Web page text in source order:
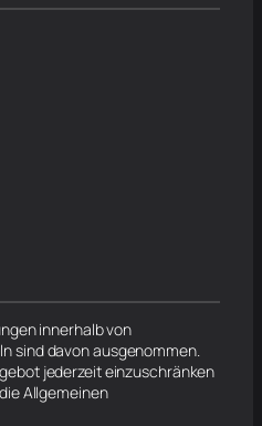
innerhalb von
sind davon ausgenommen.
jederzeit einzuschränken
Allgemeinen